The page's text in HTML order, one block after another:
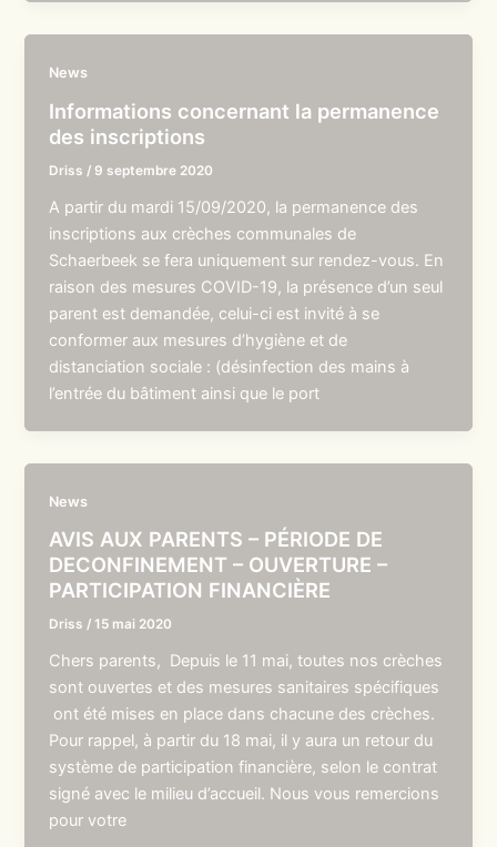
News
Informations concernant la permanence
des inscriptions
Driss / 9 septembre 2020
A partir du mardi 15/09/2020, la permanence des
inscriptions aux crèches communales de
Schaerbeek se fera uniquement sur rendez-vous. En
raison des mesures COVID-19, la présence d’un seul
parent est demandée, celui-ci est invité à se
conformer aux mesures d’hygiène et de
distanciation sociale : (désinfection des mains à
l’entrée du bâtiment ainsi que le port
News
AVIS AUX PARENTS – PÉRIODE DE
DECONFINEMENT – OUVERTURE –
PARTICIPATION FINANCIÈRE
Driss /15 mai 2020
Chers parents, Depuis le 11 mai, toutes nos crèches
sont ouvertes et des mesures sanitaires spécifiques
ont été mises en place dans chacune des crèches.
Pour rappel, à partir du 18 mai, il y aura un retour du
système de participation financière, selon le contrat
signé avec le milieu d’accueil. Nous vous remercions
pour votre